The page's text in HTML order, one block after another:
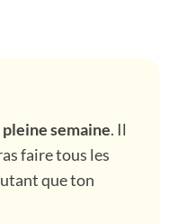
semaine. Il
faire tous les
que ton